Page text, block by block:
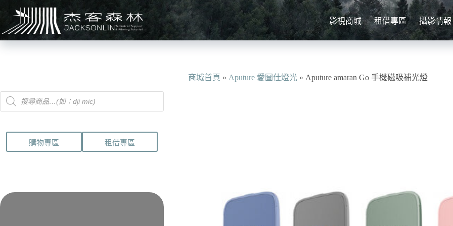
主
要
影視商城 租借專區 攝影情報
商城首頁 » Aputure 愛圖仕燈光 » Aputure amaran Go 手機磁吸補光燈
Products
search
購物專區 租借專區